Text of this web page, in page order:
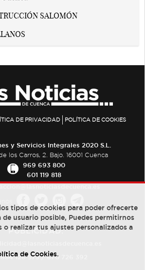
DE PRIVACIDAD POLÍTICA DE COOKIES
y Servicios Integrales 2020 S.L.
los Carros, 2. Bajo. 16001 Cuenca
969 693 800
601 119 818
PUBLICIDAD:
684 126 573/670 726 392
tipos de cookies para poder ofrecerte
de usuario posible, Puedes permitirnos
o realizar tus ajustes personalizados a
de Cookies.